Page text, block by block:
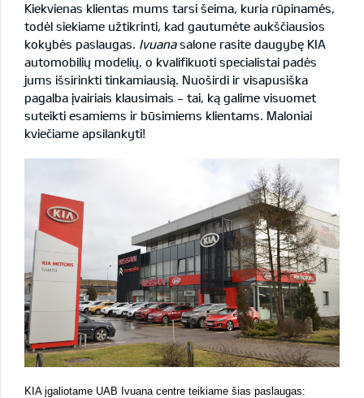
Kiekvienas klientas mums tarsi šeima, kuria rūpinamės,
todėl siekiame užtikrinti, kad gautumėte aukščiausios
kokybės paslaugas. Ivuanasalone rasite daugybę KIA
automobilių modelių, o kvalifikuoti specialistai padės
jums išsirinkti tinkamiausią. Nuoširdi ir visapusiška
pagalba įvairiais klausimais - tai, ką galime visuomet
suteikti esamiems ir būsimiems klientams. Maloniai
kviečiame apsilankyti!
KIA įgaliotame UAB Ivuana centre teikiame šias paslaugas: